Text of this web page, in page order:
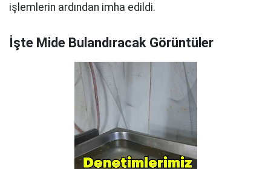
işlemlerin ardından imha edildi.
İşte Mide Bulandıracak Görüntüler